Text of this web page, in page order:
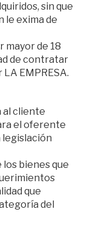
sin que
le exima de
mayor de 18
de contratar
EMPRESA.
al cliente
el oferente
legislación
los bienes que
que
del